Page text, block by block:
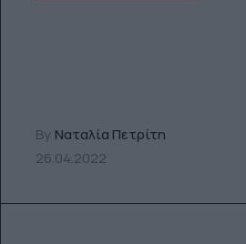
By Ναταλία Πετρίτη
26.04.2022